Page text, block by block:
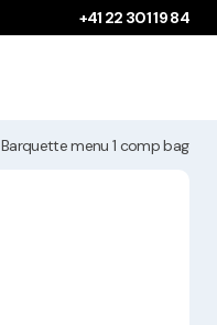
+41 22 301 19 84
Barquette menu 1 comp